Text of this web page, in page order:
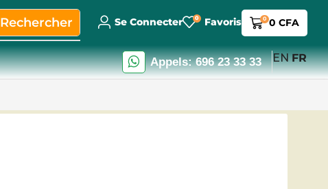
Rechercher Se Connecter 0 Favoris 0 0 CFA
Appels: 696 23 33 33 EN FR